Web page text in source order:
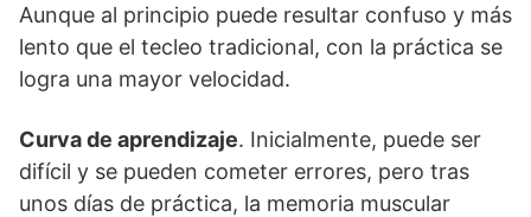
Aunque al principio puede resultar confuso y más
lento que el tecleo tradicional, con la práctica se
logra una mayor velocidad.
Curva de aprendizaje. Inicialmente, puede ser
difícil y se pueden cometer errores, pero tras
unos días de práctica, la memoria muscular